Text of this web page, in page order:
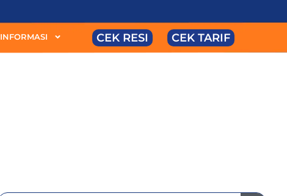
CEK TARIF
CEK RESI
INFORMASI